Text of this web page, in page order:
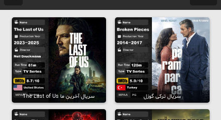
سریال ترکی گوزل سریال آخرینِ ما The Last of Us